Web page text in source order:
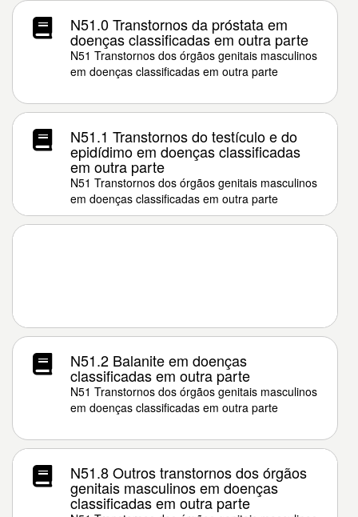
N51.0 Transtornos da próstata em
doenças classificadas em outra parte
N51 Transtornos dos órgãos genitais masculinos
em doenças classificadas em outra parte
N51.1 Transtornos do testículo e do
epidídimo em doenças classificadas
em outra parte
N51 Transtornos dos órgãos genitais masculinos
em doenças classificadas em outra parte
N51.2 Balanite em doenças
classificadas em outra parte
N51 Transtornos dos órgãos genitais masculinos
em doenças classificadas em outra parte
N51.8 Outros transtornos dos órgãos
genitais masculinos em doenças
classificadas em outra parte